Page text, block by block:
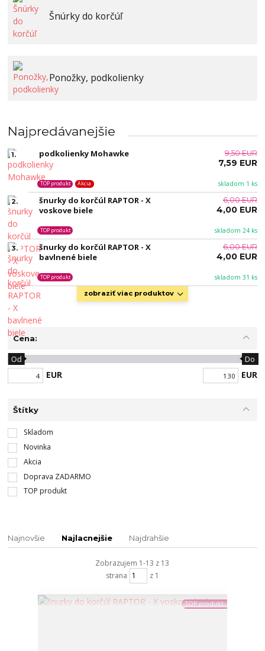
Šnúrky do korčúľ
Ponožky, podkolienky
Najpredávanejšie
1. podkolienky Mohawke
skladom 1 ks
TOP produkt Akcia
9,50 EUR
7,59 EUR
2.
šnurky do korčúl RAPTOR - X
voskove biele
skladom 24 ks
TOP produkt
6,00 EUR
4,00 EUR
3.
šnurky do korčúl RAPTOR - X
bavlnené biele
skladom 31 ks
TOP produkt
6,00 EUR
4,00 EUR
zobraziť viac produktov
Cena:
EUR
Od Do
EUR
Štítky
Skladom
Novinka
Akcia
Doprava ZADARMO
TOP produkt
Najnovšie Najlacnejšie Najdrahšie
Zobrazujem 1-13 z 13
strana
z 1
TOP produkt